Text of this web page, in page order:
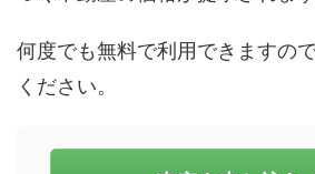
何度でも無料で利用できますの
ください。